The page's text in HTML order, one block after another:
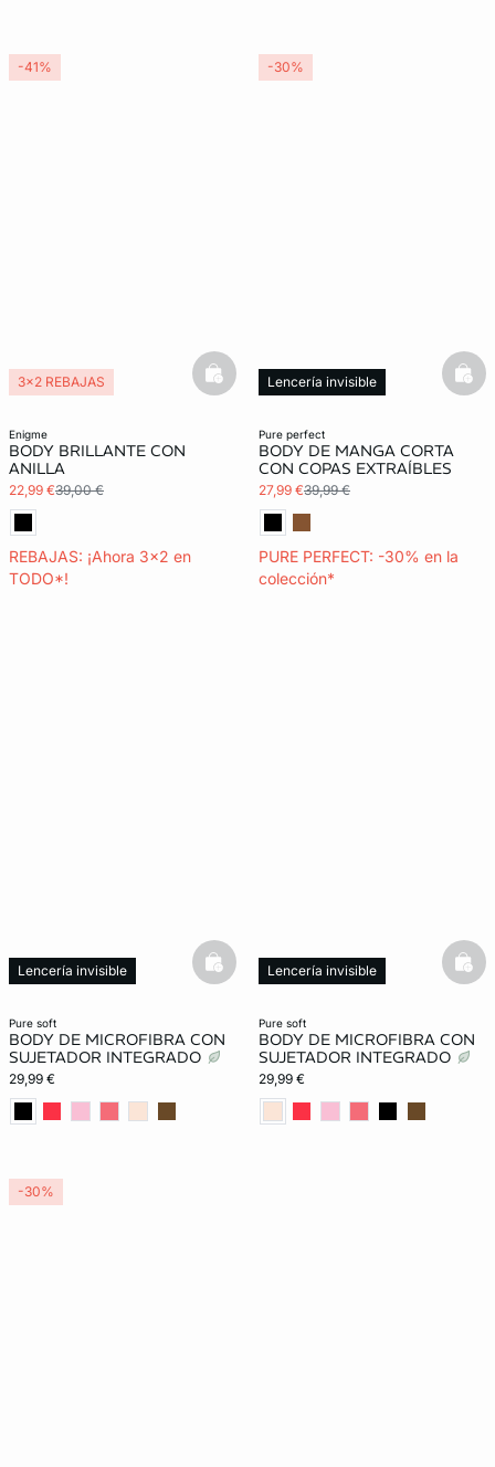
enigme
BODY BRILLANTE CON
ANILLA
22,99 €39,00 €
REBAJAS: ¡Ahora 3x2 en
TODO*!
3x2 REBAJAS basketfull
-41%
pure perfect
BODY DE MANGA CORTA
CON COPAS EXTRAÍBLES
27,99 €39,99 €
PURE PERFECT: -30% en la
colección*
Lencería invisible
-30%
pure soft
BODY DE MICROFIBRA CON
SUJETADOR INTEGRADO
29,99 €
Lencería invisible basketfull
pure soft
BODY DE MICROFIBRA CON
SUJETADOR INTEGRADO
29,99 €
Lencería invisible
-30%